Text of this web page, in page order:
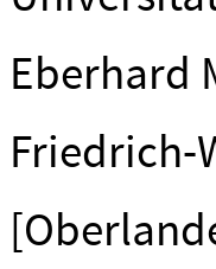
Eberhard
Friedrich-